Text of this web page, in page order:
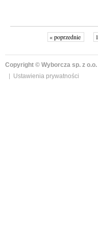
« poprzednie 1
Copyright © Wyborcza sp. z o.o.
Ustawienia prywatności